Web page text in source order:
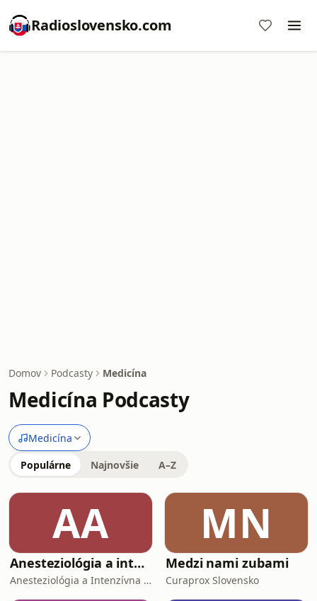
Radioslovensko.com
Domov Podcasty Medicína
Medicína Podcasty
Medicína
Populárne Najnovšie A–Z
AA
Anesteziológia a intenzívna medicína - AI podcast
Anesteziológia a Intenzívna medicína - AI podcast
MN
Medzi nami zubami
Curaprox Slovensko